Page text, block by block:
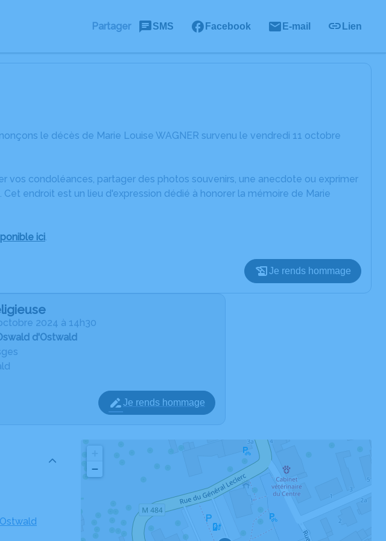
Partager SMS Facebook E-mail Lien
le décès de Marie Louise WAGNER survenu le vendredi 11 octobre
vos condoléances, partager des photos souvenirs, une anecdote ou exprimer
endroit est un lieu d'expression dédié à honorer la mémoire de Marie
ici.
Je rends hommage
octobre 2024 à 14h30
d'Ostwald
Je rends hommage
−